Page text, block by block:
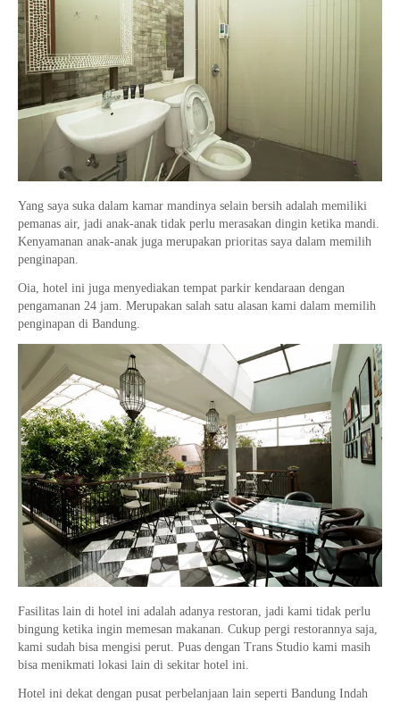
Yang saya suka dalam kamar mandinya selain bersih adalah memiliki
pemanas air, jadi anak-anak tidak perlu merasakan dingin ketika mandi.
Kenyamanan anak-anak juga merupakan prioritas saya dalam memilih
penginapan.
Oia, hotel ini juga menyediakan tempat parkir kendaraan dengan
pengamanan 24 jam. Merupakan salah satu alasan kami dalam memilih
penginapan di Bandung.
Fasilitas lain di hotel ini adalah adanya restoran, jadi kami tidak perlu
bingung ketika ingin memesan makanan. Cukup pergi restorannya saja,
kami sudah bisa mengisi perut. Puas dengan Trans Studio kami masih
bisa menikmati lokasi lain di sekitar hotel ini.
Hotel ini dekat dengan pusat perbelanjaan lain seperti Bandung Indah